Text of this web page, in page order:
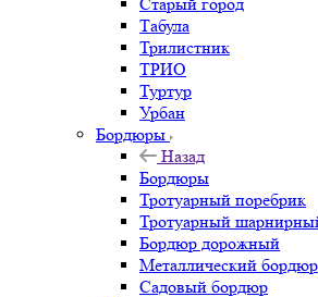
Табула
Трилистник
ТРИО
Туртур
Урбан
Бордюры
Назад
Бордюры
Тротуарный поребрик
Тротуарный
Бордюр дорожный
Металлический бордюр
Садовый бордюр